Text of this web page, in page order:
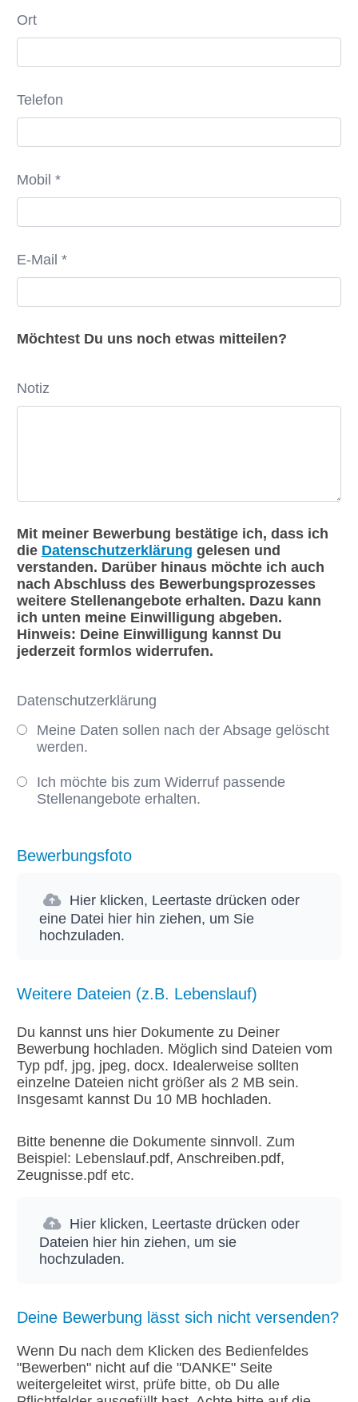
Ort
Telefon
Mobil *
E-Mail *
Möchtest Du uns noch etwas mitteilen?
Notiz
Mit meiner Bewerbung bestätige ich, dass ich
die Datenschutzerklärung gelesen und
verstanden. Darüber hinaus möchte ich auch
nach Abschluss des Bewerbungsprozesses
weitere Stellenangebote erhalten. Dazu kann
ich unten meine Einwilligung abgeben.
Hinweis: Deine Einwilligung kannst Du
jederzeit formlos widerrufen.
Datenschutzerklärung
Meine Daten sollen nach der Absage gelöscht
werden.
Ich möchte bis zum Widerruf passende
Stellenangebote erhalten.
Bewerbungsfoto
Hier klicken, Leertaste drücken oder
eine Datei hier hin ziehen, um Sie
hochzuladen.
Weitere Dateien (z.B. Lebenslauf)
Du kannst uns hier Dokumente zu Deiner
Bewerbung hochladen. Möglich sind Dateien vom
Typ pdf, jpg, jpeg, docx. Idealerweise sollten
einzelne Dateien nicht größer als 2 MB sein.
Insgesamt kannst Du 10 MB hochladen.
Bitte benenne die Dokumente sinnvoll. Zum
Beispiel: Lebenslauf.pdf, Anschreiben.pdf,
Zeugnisse.pdf etc.
Hier klicken, Leertaste drücken oder
Dateien hier hin ziehen, um sie
hochzuladen.
Deine Bewerbung lässt sich nicht versenden?
Wenn Du nach dem Klicken des Bedienfeldes
"Bewerben" nicht auf die "DANKE" Seite
weitergeleitet wirst, prüfe bitte, ob Du alle